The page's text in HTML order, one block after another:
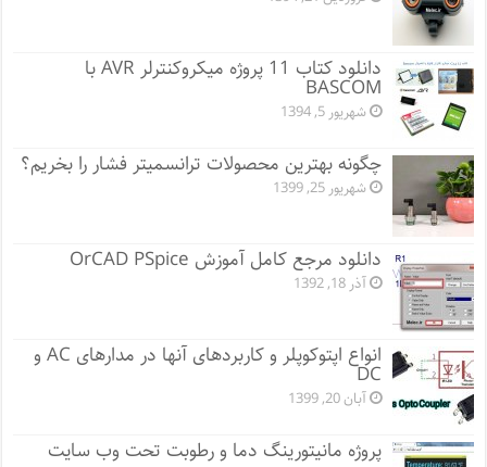
دانلود کتاب 11 پروژه میکروکنترلر AVR با
BASCOM
شهریور 5, 1394
چگونه بهترین محصولات ترانسمیتر فشار را بخریم؟
شهریور 25, 1399
دانلود مرجع کامل آموزش OrCAD PSpice
آذر 18, 1392
انواع اپتوکوپلر و کاربردهای آنها در مدارهای AC و
DC
آبان 20, 1399
پروژه مانيتورينگ دما و رطوبت تحت وب سایت